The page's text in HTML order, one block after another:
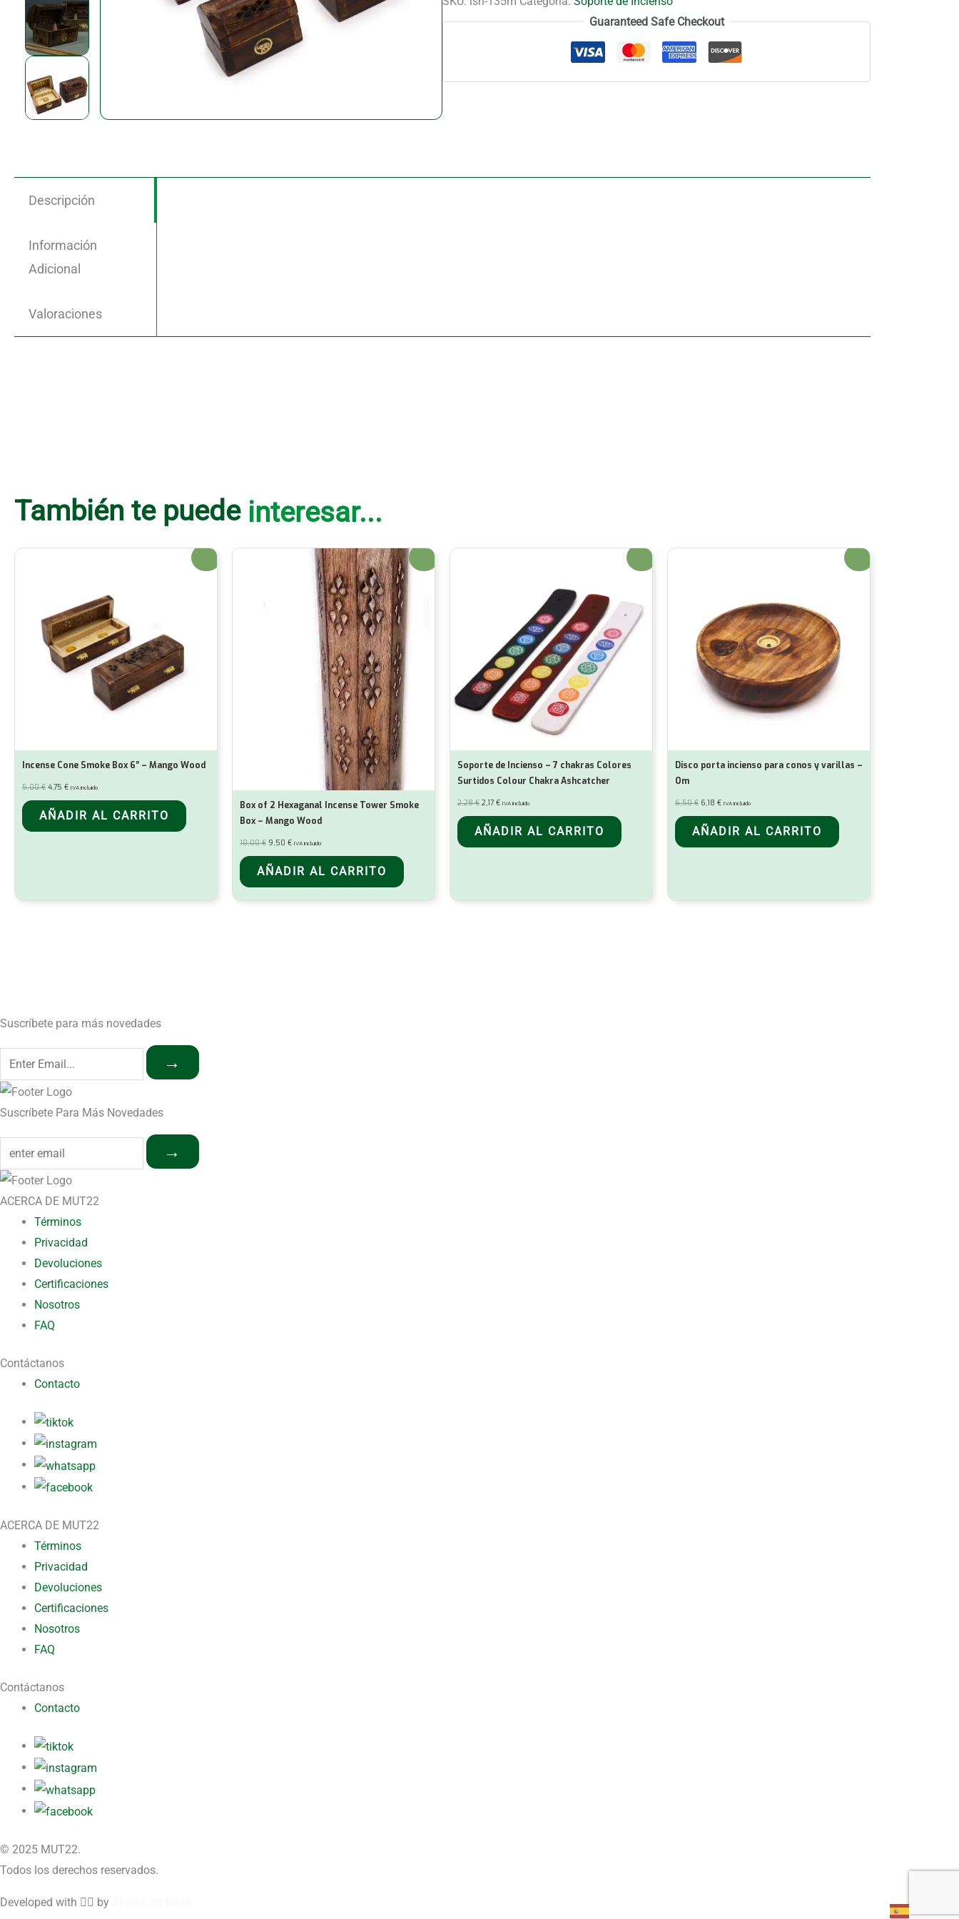
Guaranteed Safe Checkout
Descripción
Información
Adicional
Valoraciones
También te puede interesar...
¡Oferta!
Incense Cone Smoke Box 6″ – Mango Wood
5,00€ El
original
era:
5,00 €.
4,75 €El
actual
4,75 €.
IVA incluido
AÑADIR AL CARRITO
¡Oferta!
Box of 2 Hexaganal Incense Tower Smoke
Box – Mango Wood
10,00€ El
precio
original
era:
10,00 €.
9,50 €El
actual
9,50 €.
IVA incluido
AÑADIR AL CARRITO
¡Oferta!
Soporte de Incienso – 7 chakras Colores
Surtidos Colour Chakra Ashcatcher
2,28€ El
original
era:
2,28 €.
2,17 €El
actual
2,17 €.
IVA incluido
AÑADIR AL CARRITO
¡Oferta!
Disco porta incienso para conos y varillas –
Om
6,50€ El
original
era:
6,50 €.
6,18 €El
actual
6,18 €.
IVA incluido
AÑADIR AL CARRITO
Suscríbete para más novedades
→
Suscríbete Para Más Novedades
→
ACERCA DE MUT22
Términos
Privacidad
Devoluciones
Certificaciones
Nosotros
FAQ
Contáctanos
Contacto
ACERCA DE MUT22
Términos
Privacidad
Devoluciones
Certificaciones
Nosotros
FAQ
Contáctanos
Contacto
© 2025 MUT22.
Todos los derechos reservados.
Developed with ❤️‍🔥 by